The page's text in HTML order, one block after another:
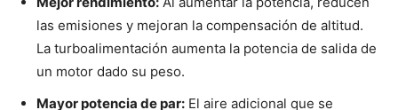
las emisiones y mejoran la compensación de altitud.
La turboalimentación aumenta la potencia de salida de
un motor dado su peso.
Mayor potencia de par: El aire adicional que se